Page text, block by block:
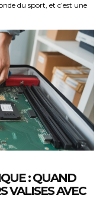
du sport, et c’est une
: QUAND
VALISES AVEC